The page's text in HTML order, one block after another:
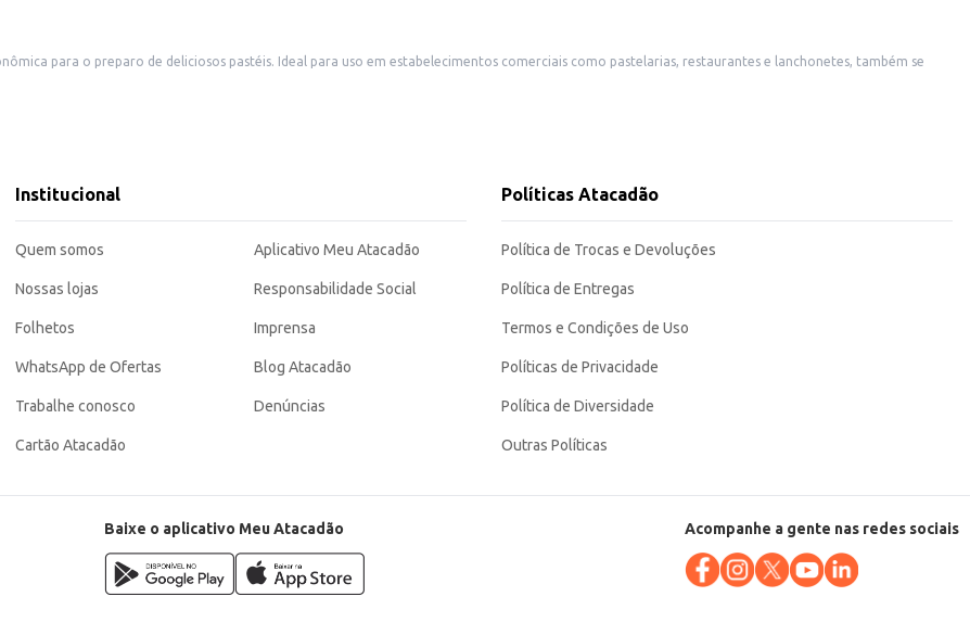
para o preparo de deliciosos pastéis. Ideal para uso em estabelecimentos comerciais como pastelarias, restaurantes e lanchonetes, também se
receita).
de pastéis, contribuindo para a eficiência e economia no seu negócio ou na sua cozinha.
Institucional
Quem somos
Nossas lojas
Folhetos
WhatsApp de Ofertas
Trabalhe conosco
Cartão Atacadão
Aplicativo Meu Atacadão
Responsabilidade Social
Imprensa
Blog Atacadão
Denúncias
Políticas Atacadão
Política de Trocas e Devoluções
Política de Entregas
Termos e Condições de Uso
Políticas de Privacidade
Política de Diversidade
Outras Políticas
Baixe o aplicativo Meu Atacadão Acompanhe a gente nas redes sociais